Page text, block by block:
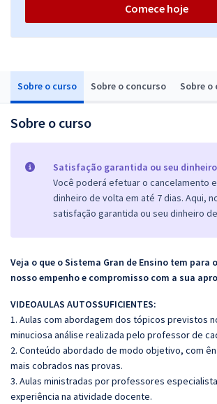
Sobre o curso Sobre o concurso Sobre o
Sobre o curso
Satisfação garantida ou seu
Você poderá efetuar o cancelamento
dinheiro de volta em até 7 dias. Aqui,
satisfação garantida ou seu dinheiro
Veja o que o Sistema Gran de Ensino tem para
nosso empenho e compromisso com a sua
VIDEOAULAS AUTOSSUFICIENTES:
1. Aulas com abordagem dos tópicos previstos
minuciosa análise realizada pelo professor de
2. Conteúdo abordado de modo objetivo, com
mais cobrados nas provas.
3. Aulas ministradas por professores
experiência na atividade docente.
Comece hoje